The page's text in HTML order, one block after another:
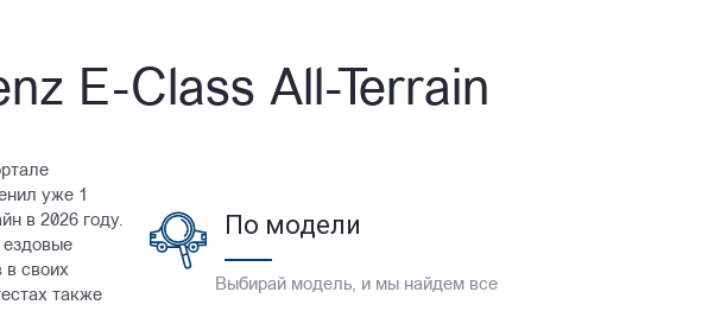
E-Class All-Terrain
уже 1
в 2026 году.
ездовые
в своих
также
По модели
Выбирай модель, и мы найдем все